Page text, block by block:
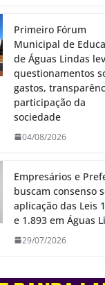
Primeiro Fórum
Municipal de
de Águas Lindas
questionamentos
gastos,
participação da
sociedade
04/08/2026
Empresários e
buscam consenso
aplicação das Leis
e 1.893 em Águas
29/07/2026